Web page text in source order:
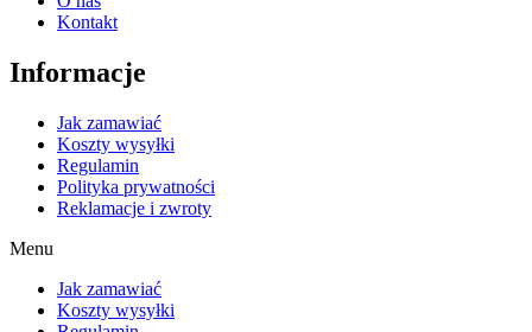
Kontakt
Informacje
Jak zamawiać
Koszty wysyłki
Regulamin
Polityka prywatności
Reklamacje i zwroty
Menu
Jak zamawiać
Koszty wysyłki